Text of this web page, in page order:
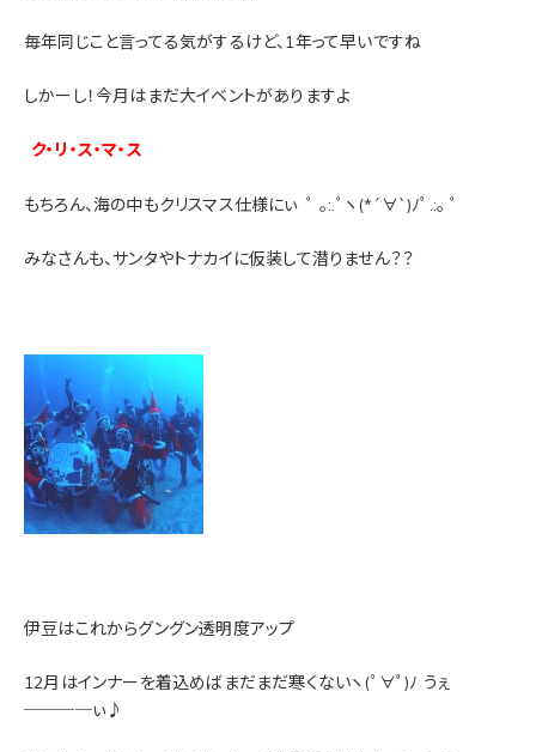
毎年同じこと言ってる気がするけど、1年って早いですね
しかーし！今月はまだ大イベントがありますよ
ク・リ・ス・マ・ス
もちろん、海の中もクリスマス仕様にぃ ﾟ ｡:.ﾟヽ(*´∀`)ﾉﾟ.:｡ ﾟ
みなさんも、サンタやトナカイに仮装して潜りません？？
伊豆はこれからグングン透明度アップ
12月はインナーを着込めばまだまだ寒くないヽ(ﾟ∀ﾟ)ﾉ うぇ
────ぃ♪